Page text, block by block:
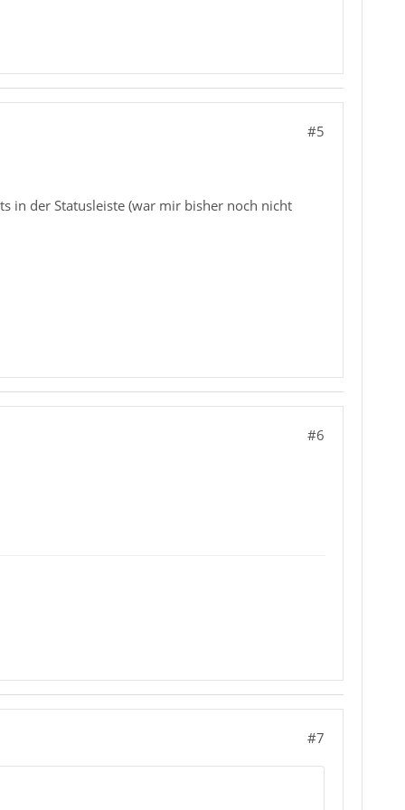
#5
in der Statusleiste (war mir bisher noch nicht
#6
#7